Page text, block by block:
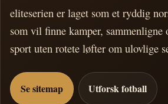
eliteserien er laget som et ryddig
som vil finne kamper, sammenligne
sport uten rotete løfter om ulovlige
Se sitemap Utforsk fotball